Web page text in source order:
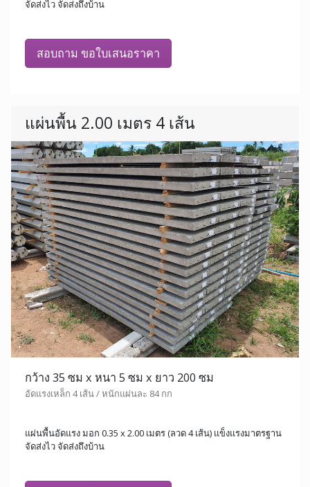
จัดส่งไว จัดส่งถึงบ้าน
สอบถาม ขอใบเสนอราคา
แผ่นพื้น 2.00 เมตร 4 เส้น
กว้าง 35 ซม x หนา 5 ซม x ยาว 200 ซม
อัดแรงเหล็ก 4 เส้น / หนักแผ่นละ 84 กก
แผ่นพื้นอัดแรง มอก 0.35 x 2.00 เมตร (ลวด 4 เส้น) แข็งแรงมาตรฐาน
จัดส่งไว จัดส่งถึงบ้าน